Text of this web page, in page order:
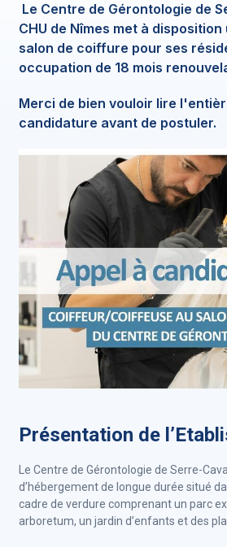
Le Centre de Gérontologie de
CHU de Nîmes met à
salon de coiffure pour ses
occupation de 18 mois
Merci de bien vouloir lire
candidature avant de postuler.
Présentation de
Le Centre de Gérontologie de Serre-
d’hébergement de longue durée situé
cadre de verdure comprenant un parc
arboretum, un jardin d’enfants et des